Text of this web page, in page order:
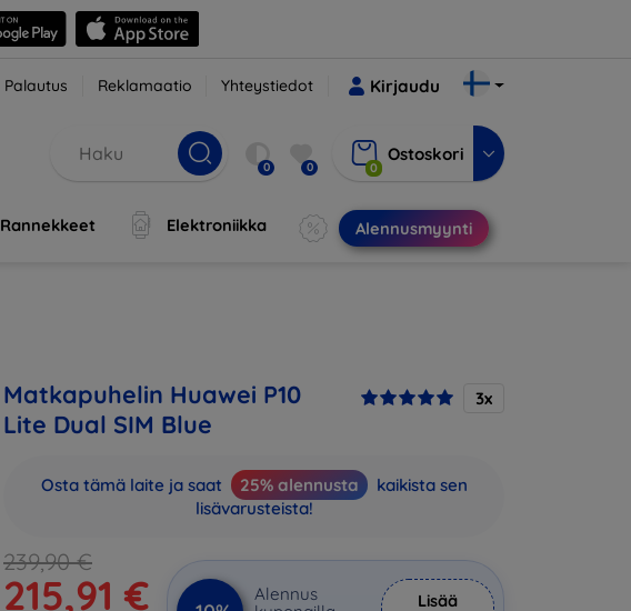
Palautus Reklamaatio Yhteystiedot Kirjaudu
0 0 0
Ostoskori
Rannekkeet Elektroniikka Alennusmyynti
Matkapuhelin Huawei P10
Lite Dual SIM Blue
3x
Osta tämä laite ja saat 25% alennusta
kaikista sen
lisävarusteista!
239,90 €
215,91 €
Alennus
Lisää